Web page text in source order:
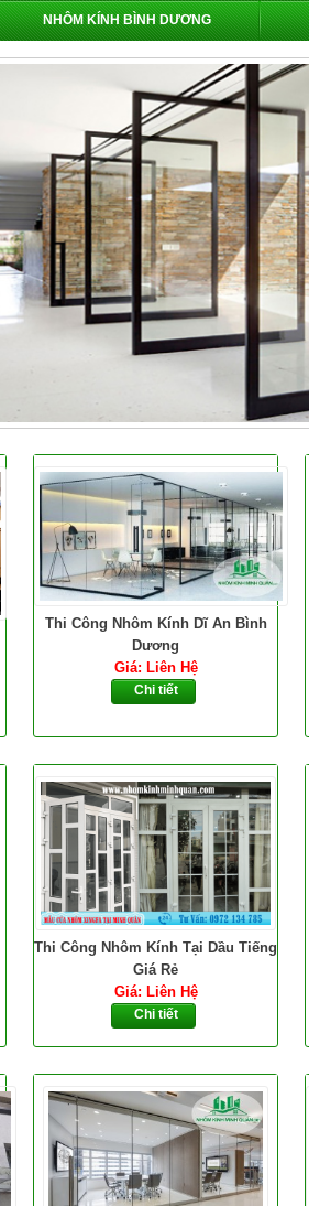
NHÔM KÍNH BÌNH DƯƠNG
Thi Công Nhôm Kính Dĩ An Bình
Dương
Giá: Liên Hệ
Chi tiết
Thi Công Nhôm Kính Tại Dầu Tiếng
Giá Rẻ
Giá: Liên Hệ
Chi tiết